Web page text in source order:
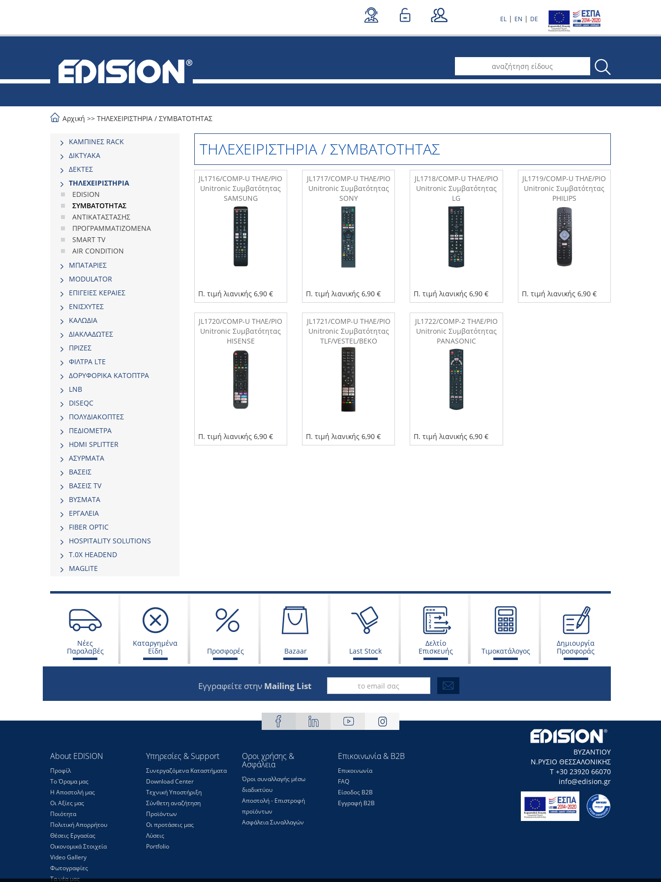
EL | EN | DE
.
Αρχική >> ΤΗΛΕΧΕΙΡΙΣΤΗΡΙΑ / ΣΥΜΒΑΤΟΤΗΤΑΣ
ΚΑΜΠΙΝΕΣ RACK
ΔΙΚΤΥΑΚΑ
ΔΕΚΤΕΣ
ΤΗΛΕΧΕΙΡΙΣΤΗΡΙΑ
EDISION
ΣΥΜΒΑΤΟΤΗΤΑΣ
ΑΝΤΙΚΑΤΑΣΤΑΣΗΣ
ΠΡΟΓΡΑΜΜΑΤΙΖΟΜΕΝΑ
SMART TV
AIR CONDITION
ΜΠΑΤΑΡΙΕΣ
MODULATOR
ΕΠΙΓΕΙΕΣ ΚΕΡΑΙΕΣ
ΕΝΙΣΧΥΤΕΣ
ΚΑΛΩΔΙΑ
ΔΙΑΚΛΑΔΩΤΕΣ
ΠΡΙΖΕΣ
ΦΙΛΤΡΑ LTE
ΔΟΡΥΦΟΡΙΚΑ ΚΑΤΟΠΤΡΑ
LNB
DISEQC
ΠΟΛΥΔΙΑΚΟΠΤΕΣ
ΠΕΔΙΟΜΕΤΡΑ
HDMI SPLITTER
ΑΣΥΡΜΑΤΑ
ΒΑΣΕΙΣ
ΒΑΣΕΙΣ TV
ΒΥΣΜΑΤΑ
ΕΡΓΑΛΕΙΑ
FIBER OPTIC
HOSPITALITY SOLUTIONS
Τ.0Χ HEADEND
MAGLITE
ΤΗΛΕΧΕΙΡΙΣΤΗΡΙΑ / ΣΥΜΒΑΤΟΤΗΤΑΣ
JL1716/COMP-U ΤΗΛΕ/ΡΙΟ
Unitronic Συμβατότητας
SAMSUNG
Π. τιμή λιανικής 6,90 €
JL1717/COMP-U ΤΗΛΕ/ΡΙΟ
Unitronic Συμβατότητας
SONY
Π. τιμή λιανικής 6,90 €
JL1718/COMP-U ΤΗΛΕ/ΡΙΟ
Unitronic Συμβατότητας
LG
Π. τιμή λιανικής 6,90 €
JL1719/COMP-U ΤΗΛΕ/ΡΙΟ
Unitronic Συμβατότητας
PHILIPS
Π. τιμή λιανικής 6,90 €
JL1720/COMP-U ΤΗΛΕ/ΡΙΟ
Unitronic Συμβατότητας
HISENSE
Π. τιμή λιανικής 6,90 €
JL1721/COMP-U ΤΗΛΕ/ΡΙΟ
Unitronic Συμβατότητας
TLF/VESTEL/BEKO
Π. τιμή λιανικής 6,90 €
JL1722/COMP-2 ΤΗΛΕ/ΡΙΟ
Unitronic Συμβατότητας
PANASONIC
Π. τιμή λιανικής 6,90 €
Νέες
Παραλαβές
Καταργημένα
Είδη
Προσφορές Bazaar Last Stock
Δελτίο
Επισκευής
Τιμοκατάλογος
Δημιουργία
Προσφοράς
Εγγραφείτε στην Mailing List
About EDISION
Προφίλ
Το Όραμα μας
Η Αποστολή μας
Οι Αξίες μας
Ποιότητα
Πολιτική Απορρήτου
Θέσεις Eργασίας
Οικονομικά Στοιχεία
Video Gallery
Φωτογραφίες
Τα νέα μας
Υπηρεσίες & Support
Συνεργαζόμενα Καταστήματα
Download Center
Τεχνική Υποστήριξη
Σύνθετη αναζήτηση
Προϊόντων
Οι προτάσεις μας
Λύσεις
Portfolio
Οροι χρήσης &
Ασφάλεια
Όροι συναλλαγής μέσω
διαδικτύου
Αποστολή - Επιστροφή
προϊόντων
Ασφάλεια Συναλλαγών
Επικοινωνία & B2B
Επικοινωνία
FAQ
Είσοδος Β2Β
Εγγραφή Β2Β
ΒΥΖΑΝΤΙΟΥ
Ν.ΡΥΣΙΟ ΘΕΣΣΑΛΟΝΙΚΗΣ
Τ +30 23920 66070
info@edision.gr